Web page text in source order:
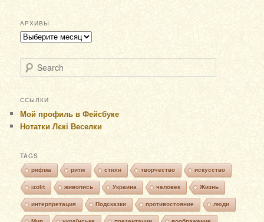
АРХИВЫ
Архивы
Search
ССЫЛКИ
Мой профиль в Фейсбуке
Нотатки Лєкі Веселки
TAGS
рифма ритм стихи творчество искусство
izolit живопись Украина человек Жизнь
интерпретация Подсказки противостояние люди